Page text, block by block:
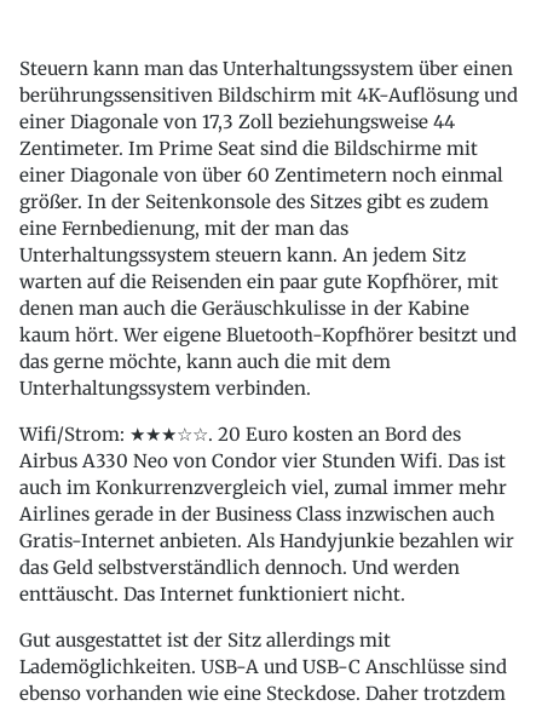
Steuern kann man das Unterhaltungssystem über einen
berührungssensitiven Bildschirm mit 4K-Auflösung und
einer Diagonale von 17,3 Zoll beziehungsweise 44
Zentimeter. Im Prime Seat sind die Bildschirme mit
einer Diagonale von über 60 Zentimetern noch einmal
größer. In der Seitenkonsole des Sitzes gibt es zudem
eine Fernbedienung, mit der man das
Unterhaltungssystem steuern kann. An jedem Sitz
warten auf die Reisenden ein paar gute Kopfhörer, mit
denen man auch die Geräuschkulisse in der Kabine
kaum hört. Wer eigene Bluetooth-Kopfhörer besitzt und
das gerne möchte, kann auch die mit dem
Unterhaltungssystem verbinden.
Wifi/Strom: ★★★☆☆. 20 Euro kosten an Bord des
Airbus A330 Neo von Condor vier Stunden Wifi. Das ist
auch im Konkurrenzvergleich viel, zumal immer mehr
Airlines gerade in der Business Class inzwischen auch
Gratis-Internet anbieten. Als Handyjunkie bezahlen wir
das Geld selbstverständlich dennoch. Und werden
enttäuscht. Das Internet funktioniert nicht.
Gut ausgestattet ist der Sitz allerdings mit
Lademöglichkeiten. USB-A und USB-C Anschlüsse sind
ebenso vorhanden wie eine Steckdose. Daher trotzdem